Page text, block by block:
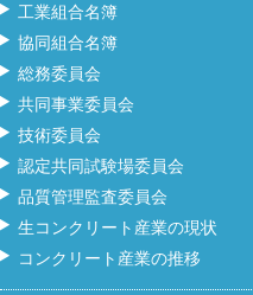
工業組合名簿
協同組合名簿
総務委員会
共同事業委員会
技術委員会
認定共同試験場委員会
品質管理監査委員会
生コンクリート産業の現状
コンクリート産業の推移